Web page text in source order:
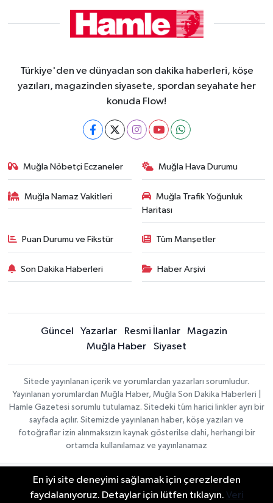
Türkiye'den ve dünyadan son dakika haberleri, köşe
yazıları, magazinden siyasete, spordan seyahate her
konuda Flow!
Muğla Nöbetçi Eczaneler Muğla Hava Durumu
Muğla Namaz Vakitleri
Muğla Trafik Yoğunluk
Haritası
Puan Durumu ve Fikstür Tüm Manşetler
Son Dakika Haberleri Haber Arşivi
Güncel Yazarlar Resmi İlanlar
Magazin
Muğla Haber
Siyaset
Sitede yayınlanan içerik ve yorumlardan yazarları sorumludur.
Yayınlanan yorumlardan Muğla Haber, Muğla Son Dakika Haberleri |
Hamle Gazetesi sorumlu tutulamaz. Sitedeki tüm harici linkler ayrı bir
sayfada açılır. Sitemizde yayınlanan haber, köşe yazıları ve
fotoğraflar izin alınmaksızın kaynak gösterilse dahi, herhangi bir
ortamda kullanılamaz ve yayınlanamaz
Gizlilik Sözleşmesi
Veri Politikası
Haber Yazılımı:
TE Bilişim
En iyi site deneyimi sağlamak için çerezlerden
faydalanıyoruz. Detaylar için lütfen tıklayın. Veri